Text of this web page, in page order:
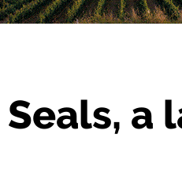
a